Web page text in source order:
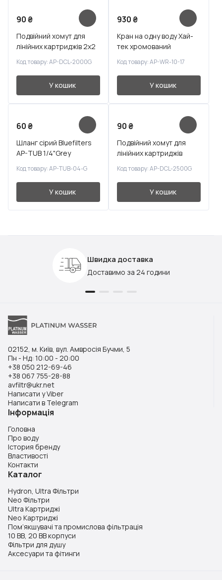
90₴
Подвійний хомут для
лінійних картриджів 2x2
Код товару: AP-DCL-2000G
У кошик
930₴
Кран на одну воду Хай-
тек хромований
Код товару: AP-WR-10-17
У кошик
60₴
Шланг сірий Bluefilters
AP-TUB 1/4"Grey
Код товару: AP-TUB-04-G
У кошик
90₴
Подвійний хомут для
лінійних картриджів
Код товару: AP-DCL-2500G
У кошик
Швидка доставка
Доставимо за 24 години
02152, м. Київ, вул. Амвросія Бучми, 5
Пн - Нд: 10:00 - 20:00
+38 050 212-69-46
+38 067 755-28-88
avfiltr@ukr.net
Написати у Viber
Написати в Telegram
Інформація
Головна
Про воду
Істория бренду
Властивості
Контакти
Каталог
Hydron, Ultra Фільтри
Neo Фільтри
Ultra Картриджі
Neo Картриджі
Пом’якшувачі та промислова фільтрація
10 BB, 20 BB корпуси
Фільтри для душу
Аксесуари та фітинги